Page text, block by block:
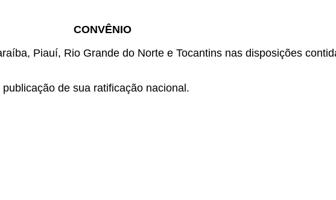
CONVÊNIO
Piauí, Rio Grande do Norte e Tocantins nas disposições
de sua ratificação nacional.